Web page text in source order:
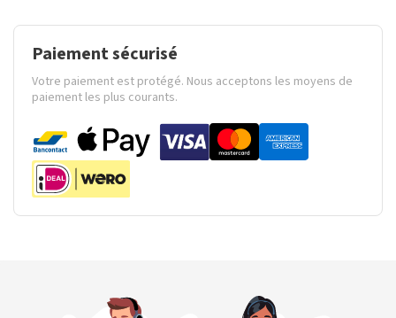
Paiement sécurisé
Votre paiement est protégé. Nous acceptons les moyens de
paiement les plus courants.